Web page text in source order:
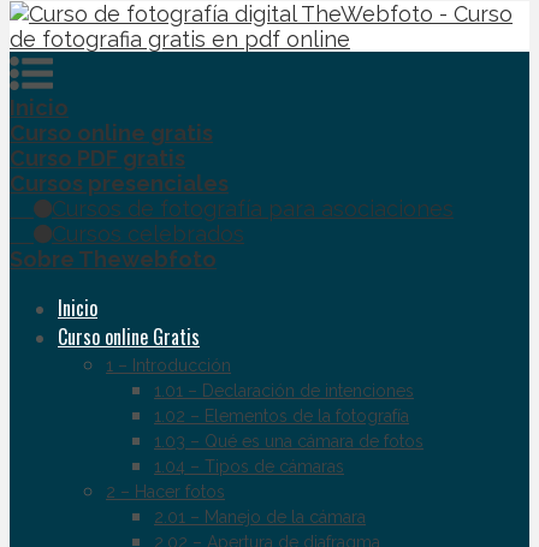
Inicio
Curso online gratis
Curso PDF gratis
Cursos presenciales
Cursos de fotografía para asociaciones
Cursos celebrados
Sobre Thewebfoto
Inicio
Curso online Gratis
1 – Introducción
1.01 – Declaración de intenciones
1.02 – Elementos de la fotografía
1.03 – Qué es una cámara de fotos
1.04 – Tipos de cámaras
2 – Hacer fotos
2.01 – Manejo de la cámara
2.02 – Apertura de diafragma